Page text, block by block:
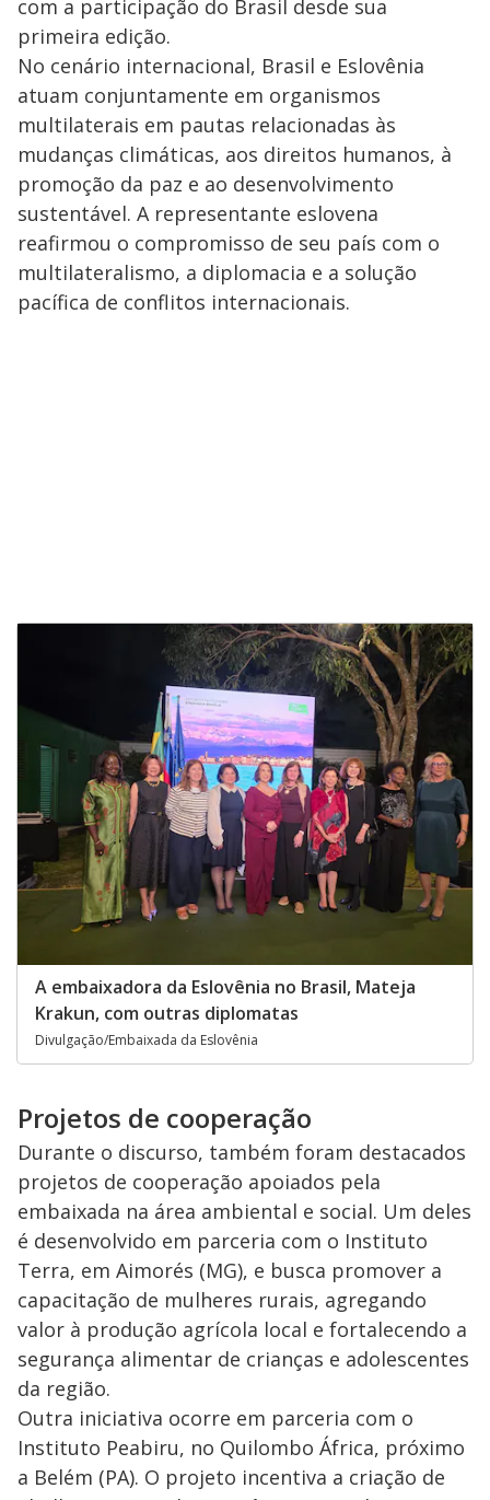
com a participação do Brasil desde sua
primeira edição.
No cenário internacional, Brasil e Eslovênia
atuam conjuntamente em organismos
multilaterais em pautas relacionadas às
mudanças climáticas, aos direitos humanos, à
promoção da paz e ao desenvolvimento
sustentável. A representante eslovena
reafirmou o compromisso de seu país com o
multilateralismo, a diplomacia e a solução
pacífica de conflitos internacionais.
A embaixadora da Eslovênia no Brasil, Mateja
Krakun, com outras diplomatas
Divulgação/Embaixada da Eslovênia
Projetos de cooperação
Durante o discurso, também foram destacados
projetos de cooperação apoiados pela
embaixada na área ambiental e social. Um deles
é desenvolvido em parceria com o Instituto
Terra, em Aimorés (MG), e busca promover a
capacitação de mulheres rurais, agregando
valor à produção agrícola local e fortalecendo a
segurança alimentar de crianças e adolescentes
da região.
Outra iniciativa ocorre em parceria com o
Instituto Peabiru, no Quilombo África, próximo
a Belém (PA). O projeto incentiva a criação de